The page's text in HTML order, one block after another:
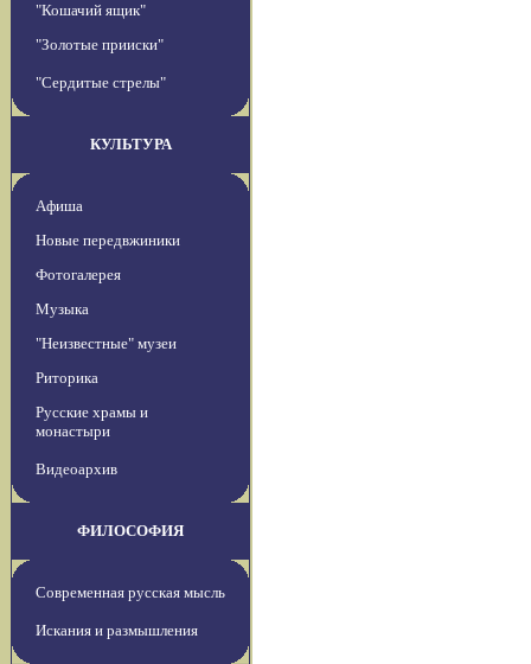
"Кошачий ящик"
"Золотые прииски"
"Сердитые стрелы"
КУЛЬТУРА
Афиша
Новые передвжиники
Фотогалерея
Музыка
"Неизвестные" музеи
Риторика
Русские храмы и
монастыри
Видеоархив
ФИЛОСОФИЯ
Современная русская мысль
Искания и размышления